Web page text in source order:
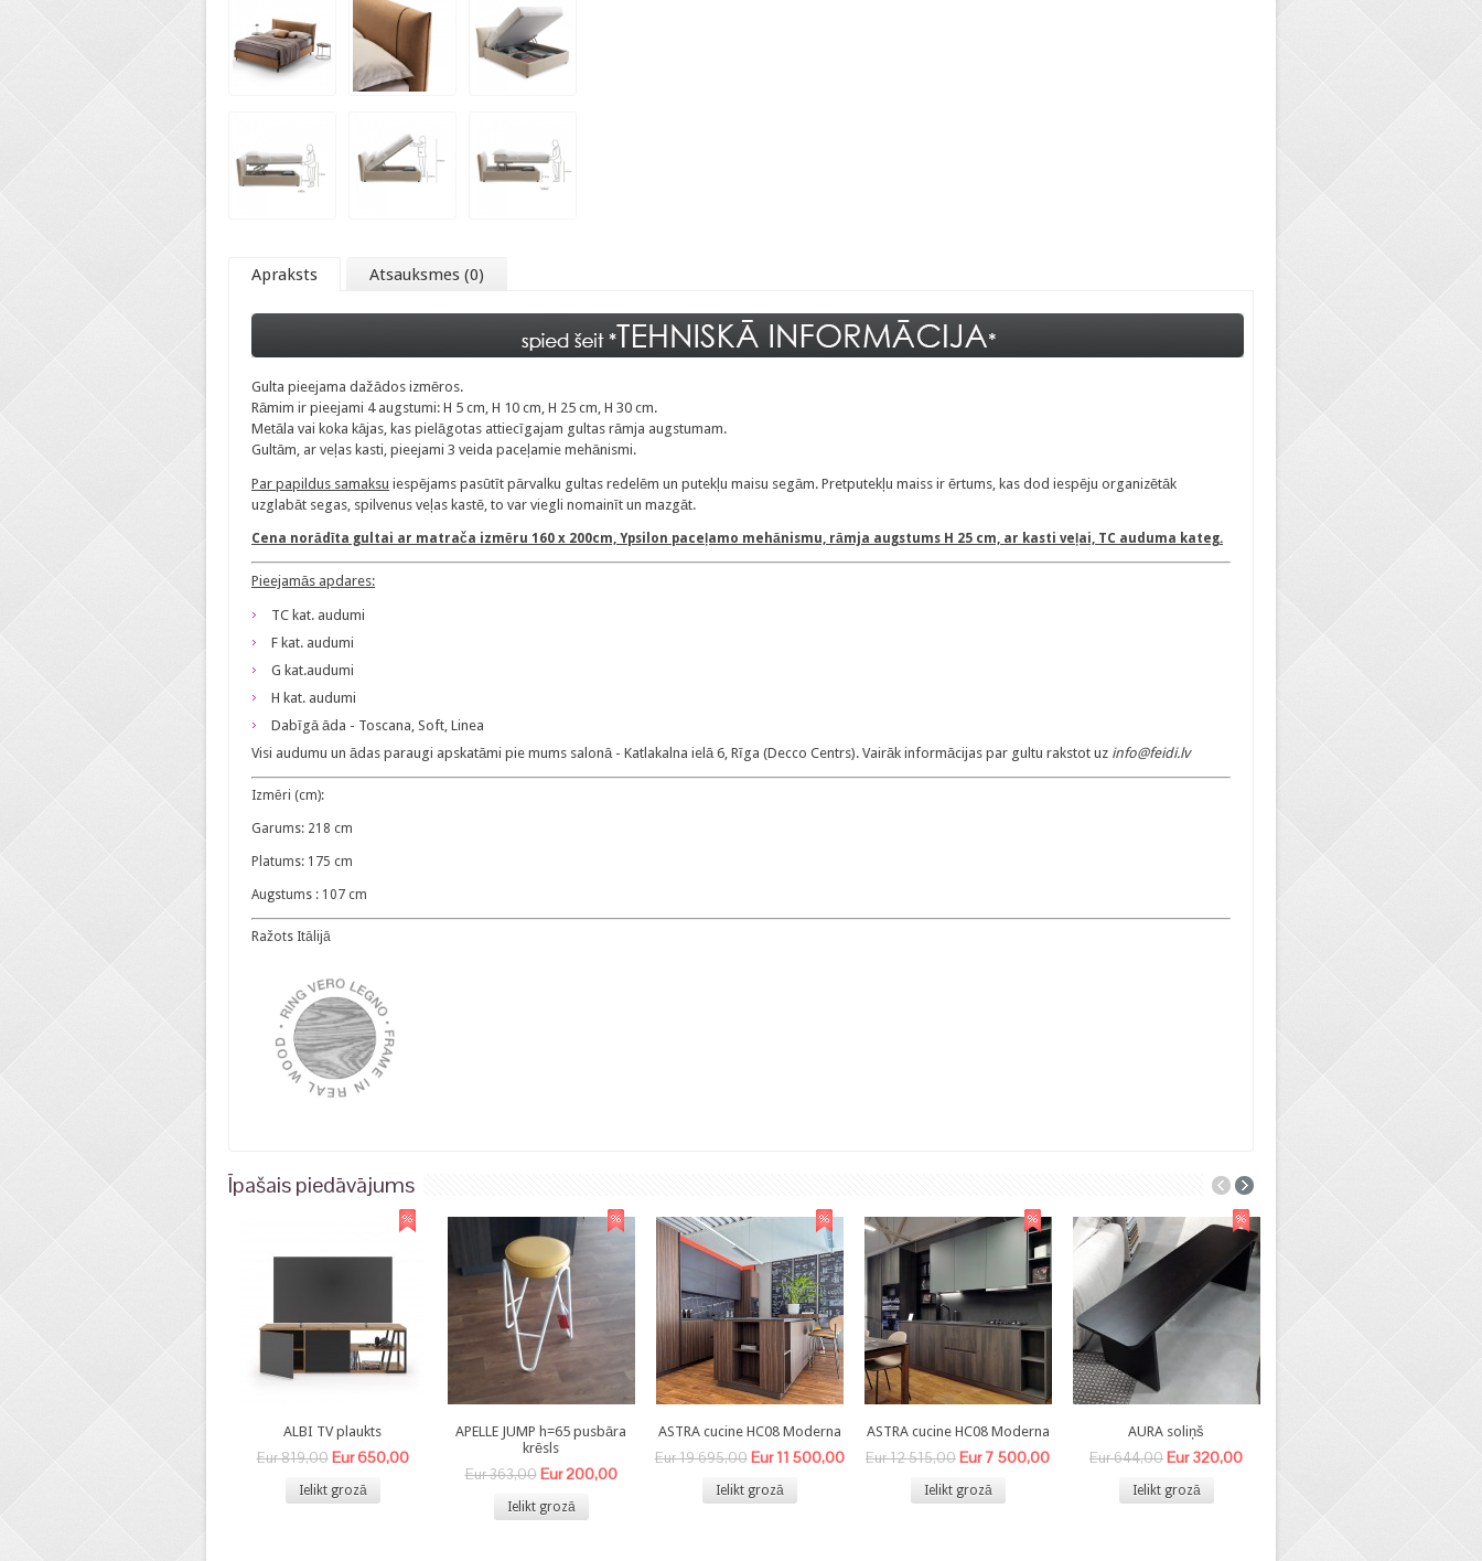
Apraksts Atsauksmes (0)
Gulta pieejama dažādos izmēros.
Rāmim ir pieejami 4 augstumi: H 5 cm, H 10 cm, H 25 cm, H 30 cm.
Metāla vai koka kājas, kas pielāgotas attiecīgajam gultas rāmja augstumam.
Gultām, ar veļas kasti, pieejami 3 veida paceļamie mehānismi.
Par papildus samaksu iespējams pasūtīt pārvalku gultas redelēm un putekļu maisu segām. Pretputekļu maiss ir ērtums, kas dod iespēju organizētāk
uzglabāt segas, spilvenus veļas kastē, to var viegli nomainīt un mazgāt.
Cena norādīta gultai ar matrača izmēru 160 x 200cm, Ypsilon paceļamo mehānismu, rāmja augstums H 25 cm, ar kasti veļai, TC auduma kateg.
Pieejamās apdares:
TC kat. audumi
F kat. audumi
G kat.audumi
H kat. audumi
Dabīgā āda - Toscana, Soft, Linea
Visi audumu un ādas paraugi apskatāmi pie mums salonā - Katlakalna ielā 6, Rīga (Decco Centrs). Vairāk informācijas par gultu rakstot uz info@feidi.lv
Izmēri (cm):
Garums: 218 cm
Platums: 175 cm
Augstums : 107 cm
Ražots Itālijā
Īpašais piedāvājums
ALBI TV plaukts
Eur 819,00 Eur 650,00
Ielikt grozā
APELLE JUMP h=65 pusbāra
krēsls
Eur 363,00 Eur 200,00
Ielikt grozā
ASTRA cucine HC08 Moderna
Eur 19 695,00 Eur 11 500,00
Ielikt grozā
ASTRA cucine HC08 Moderna
Eur 12 515,00Eur 7 500,00
Ielikt grozā
AURA soliņš
Eur 644,00Eur 320,00
Ielikt grozā